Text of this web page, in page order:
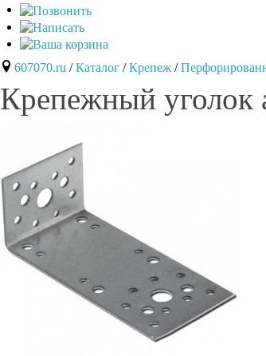
607070.ru /Каталог /Крепеж /
Крепежный